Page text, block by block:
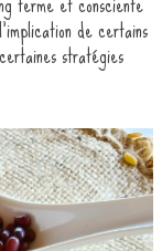
de certains
stratégies